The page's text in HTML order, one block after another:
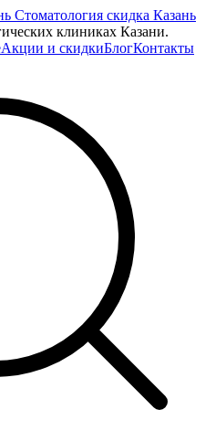
Стоматология скидка Казань
клиниках Казани.
Акции и скидкиБлогКонтакты